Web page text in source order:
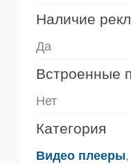
Наличие
Да
Встроенные
Нет
Категория
Видео плееры,